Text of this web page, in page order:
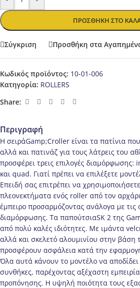
ΠΡΟΣΘΉΚΗ ΣΤΟ
Σύγκριση Προσθήκη στα
Κωδικός προϊόντος: 10-01-006
Κατηγορία: ROLLERS
Share:
Περιγραφή
Η σειράGamp;Croller είναι τα πατίνια
αλλά και πατινάζ για τους λάτρεις του
προσφέρει τρεις επιλογές διαμόρφωσης:
και quad. Γιατί πρέπει να επιλέξετε
Επειδή σας επιτρέπει να
πλεονεκτήματα ενός roller από τον
έμπειρο προσαρμόζοντας ανάλογα με τις
διαμόρφωσης. Τα παπούτσιαSK 2 της
από πολύ καλές ιδιότητες. Με ιμάντα
αλλά και σκελετό αλουμινίου στην
προσφέρουν ασφάλεια κατά την
Όλα αυτά κάνουν το μοντέλο να αποδίδει
συνθήκες, παρέχοντας αξέχαστη
προπόνησης. Η υψηλή ποιότητα τους